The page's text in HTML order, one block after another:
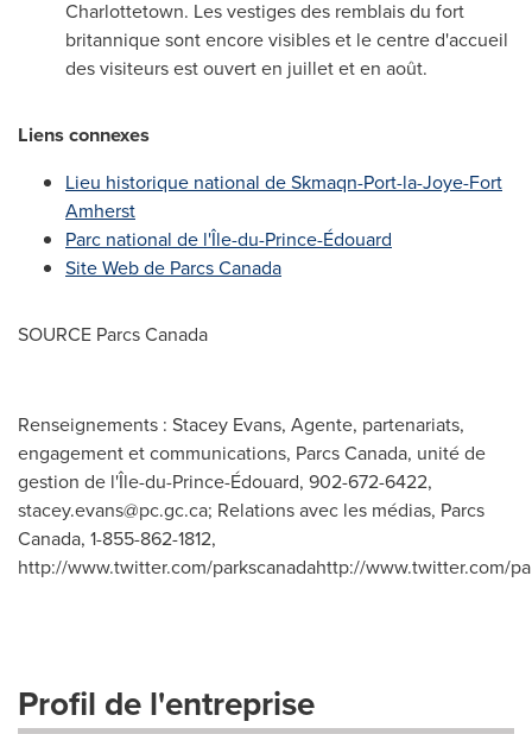
Charlottetown. Les vestiges des remblais du fort
britannique sont encore visibles et le centre d'accueil
des visiteurs est ouvert en juillet et en août.
Liens connexes
Lieu historique national de Skmaqn-Port-la-Joye-Fort
Amherst
Parc national de l'Île-du-Prince-Édouard
Site Web de Parcs Canada
SOURCE Parcs Canada
Renseignements : Stacey Evans, Agente, partenariats,
engagement et communications, Parcs Canada, unité de
gestion de l'Île-du-Prince-Édouard, 902-672-6422,
stacey.evans@pc.gc.ca; Relations avec les médias, Parcs
Canada, 1-855-862-1812,
http://www.twitter.com/parkscanadahttp://www.twitter.com/
Profil de l'entreprise